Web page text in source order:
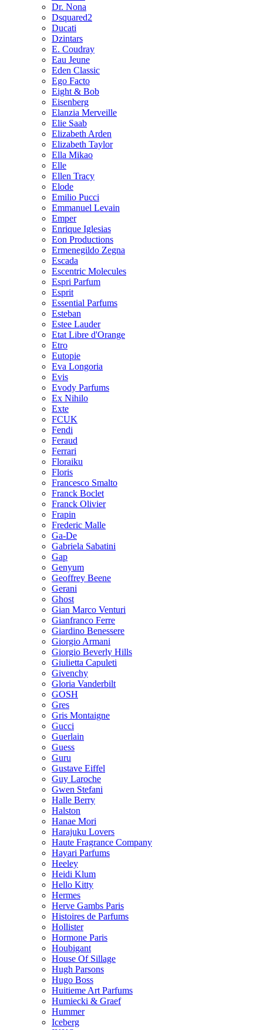
Dr. Nona
Dsquared2
Ducati
Dzintars
E. Coudray
Eau Jeune
Eden Classic
Ego Facto
Eight & Bob
Eisenberg
Elanzia Merveille
Elie Saab
Elizabeth Arden
Elizabeth Taylor
Ella Mikao
Elle
Ellen Tracy
Elode
Emilio Pucci
Emmanuel Levain
Emper
Enrique Iglesias
Eon Productions
Ermenegildo Zegna
Escada
Escentric Molecules
Espri Parfum
Esprit
Essential Parfums
Esteban
Estee Lauder
Etat Libre d'Orange
Etro
Eutopie
Eva Longoria
Evis
Evody Parfums
Ex Nihilo
Exte
FCUK
Fendi
Feraud
Ferrari
Floraiku
Floris
Francesco Smalto
Franck Boclet
Franck Olivier
Frapin
Frederic Malle
Ga-De
Gabriela Sabatini
Gap
Genyum
Geoffrey Beene
Gerani
Ghost
Gian Marco Venturi
Gianfranco Ferre
Giardino Benessere
Giorgio Armani
Giorgio Beverly Hills
Giulietta Capuleti
Givenchy
Gloria Vanderbilt
GOSH
Gres
Gris Montaigne
Gucci
Guerlain
Guess
Guru
Gustave Eiffel
Guy Laroche
Gwen Stefani
Halle Berry
Halston
Hanae Mori
Harajuku Lovers
Haute Fragrance Company
Hayari Parfums
Heeley
Heidi Klum
Hello Kitty
Hermes
Herve Gambs Paris
Histoires de Parfums
Hollister
Hormone Paris
Houbigant
House Of Sillage
Hugh Parsons
Hugo Boss
Huitieme Art Parfums
Humiecki & Graef
Hummer
Iceberg